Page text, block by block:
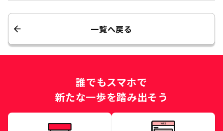
一覧へ戻る
誰でもスマホで
新たな一歩を踏み出そう